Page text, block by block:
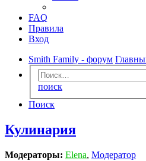
FAQ
Правила
Вход
Smith Family - форум
поиск
Поиск
Кулинария
Модераторы: Elena, Модератор